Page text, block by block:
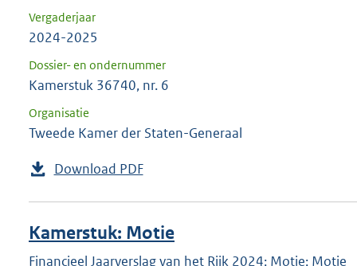
Vergaderjaar
2024-2025
Dossier- en ondernummer
Kamerstuk 36740, nr. 6
Organisatie
Tweede Kamer der Staten-Generaal
Download PDF
Kamerstuk: Motie
Financieel Jaarverslag van het Rijk 2024; Motie; Motie